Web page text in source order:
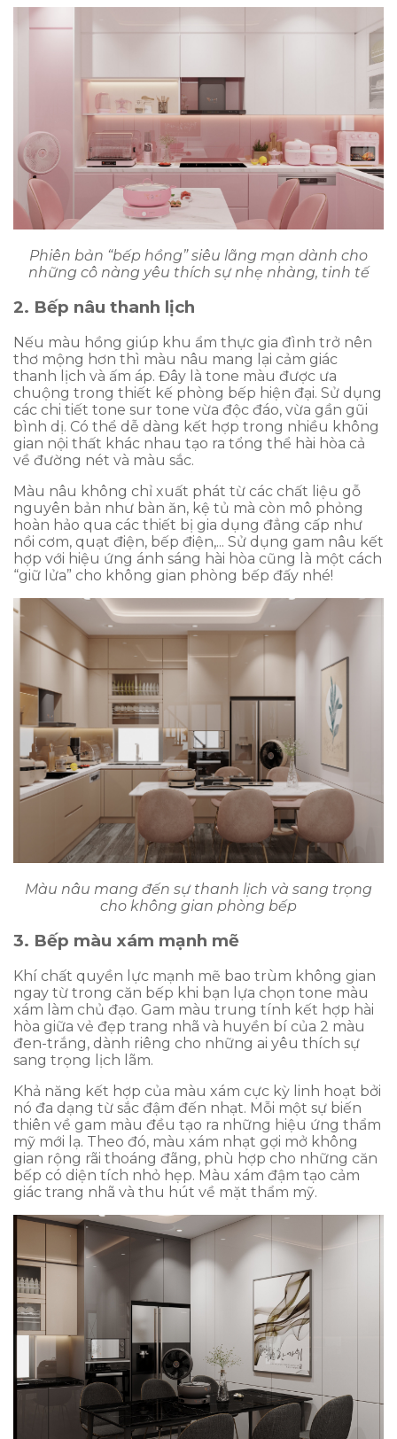
Phiên bản “bếp hồng” siêu lãng mạn dành cho
những cô nàng yêu thích sự nhẹ nhàng, tinh tế
2. Bếp nâu thanh lịch
Nếu màu hồng giúp khu ẩm thực gia đình trở nên
thơ mộng hơn thì màu nâu mang lại cảm giác
thanh lịch và ấm áp. Đây là tone màu được ưa
chuộng trong thiết kế phòng bếp hiện đại. Sử dụng
các chi tiết tone sur tone vừa độc đáo, vừa gần gũi
bình dị. Có thể dễ dàng kết hợp trong nhiều không
gian nội thất khác nhau tạo ra tổng thể hài hòa cả
về đường nét và màu sắc.
Màu nâu không chỉ xuất phát từ các chất liệu gỗ
nguyên bản như bàn ăn, kệ tủ mà còn mô phỏng
hoàn hảo qua các thiết bị gia dụng đẳng cấp như
nồi cơm, quạt điện, bếp điện,... Sử dụng gam nâu kết
hợp với hiệu ứng ánh sáng hài hòa cũng là một cách
“giữ lửa” cho không gian phòng bếp đấy nhé!
Màu nâu mang đến sự thanh lịch và sang trọng
cho không gian phòng bếp
3. Bếp màu xám mạnh mẽ
Khí chất quyền lực mạnh mẽ bao trùm không gian
ngay từ trong căn bếp khi bạn lựa chọn tone màu
xám làm chủ đạo. Gam màu trung tính kết hợp hài
hòa giữa vẻ đẹp trang nhã và huyền bí của 2 màu
đen-trắng, dành riêng cho những ai yêu thích sự
sang trọng lịch lãm.
Khả năng kết hợp của màu xám cực kỳ linh hoạt bởi
nó đa dạng từ sắc đậm đến nhạt. Mỗi một sự biến
thiên về gam màu đều tạo ra những hiệu ứng thẩm
mỹ mới lạ. Theo đó, màu xám nhạt gợi mở không
gian rộng rãi thoáng đãng, phù hợp cho những căn
bếp có diện tích nhỏ hẹp. Màu xám đậm tạo cảm
giác trang nhã và thu hút về mặt thẩm mỹ.